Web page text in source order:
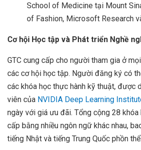
School of Medicine tại Mount
of Fashion, Microsoft Research
Cơ hội Học tập và Phát triển Nghề
GTC cung cấp cho người tham gia ở
các cơ hội học tập. Người đăng ký có
các khóa học thực hành kỹ thuật, được
viên của NVIDIA Deep Learning
ngày với giá ưu đãi. Tổng cộng 28
cấp bằng nhiều ngôn ngữ khác nhau,
tiếng Nhật và tiếng Trung Quốc phồn thể.